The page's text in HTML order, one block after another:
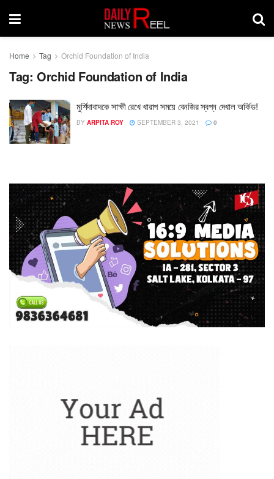
Home Tag Orchid Foundation of India
Tag: Orchid Foundation of India
মুর্শিদাবাদকে সাক্ষী রেখে খারাপ সময়ে বেনজির স্বপ্ন দেখাল অর্কিড!
BY ARPITA ROY SEPTEMBER 3, 2021 0